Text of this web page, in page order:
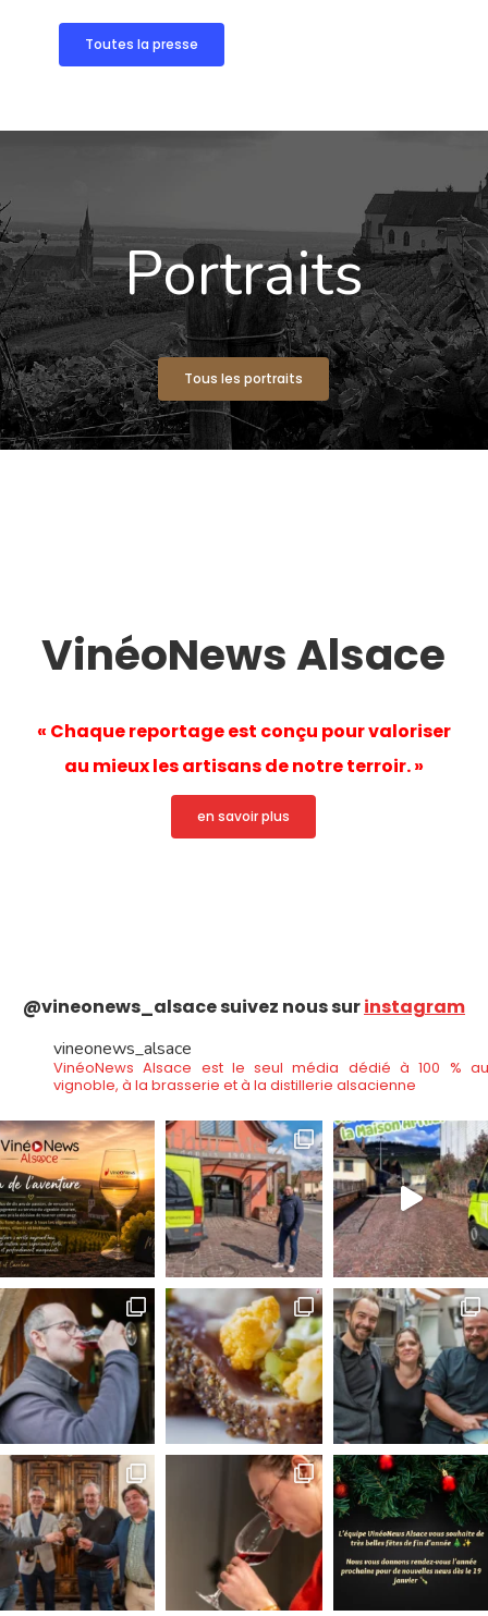
Toutes la presse
Portraits
Tous les portraits
VinéoNews Alsace
« Chaque reportage est conçu pour valoriser
au mieux les artisans de notre terroir. »
en savoir plus
@vineonews_alsace suivez nous surinstagram
vineonews_alsace
VinéoNews Alsace est le seul média dédié à 100 % au
vignoble, à la brasserie et à la distillerie alsacienne